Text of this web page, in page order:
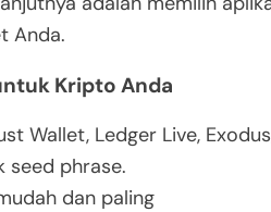
Anda.
Kripto Anda
Wallet, Ledger Live,
seed phrase.
dan paling